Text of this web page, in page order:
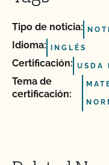
Tipo de noticia:
Idioma: INGLÉS
Certificación: USDA
Tema de
certificación: